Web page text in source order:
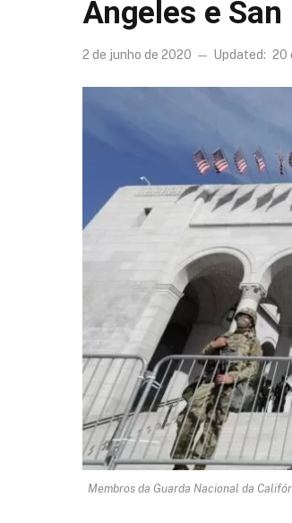
Angeles e
2 de junho de 2020 Updated: 20
Membros da Guarda Nacional da